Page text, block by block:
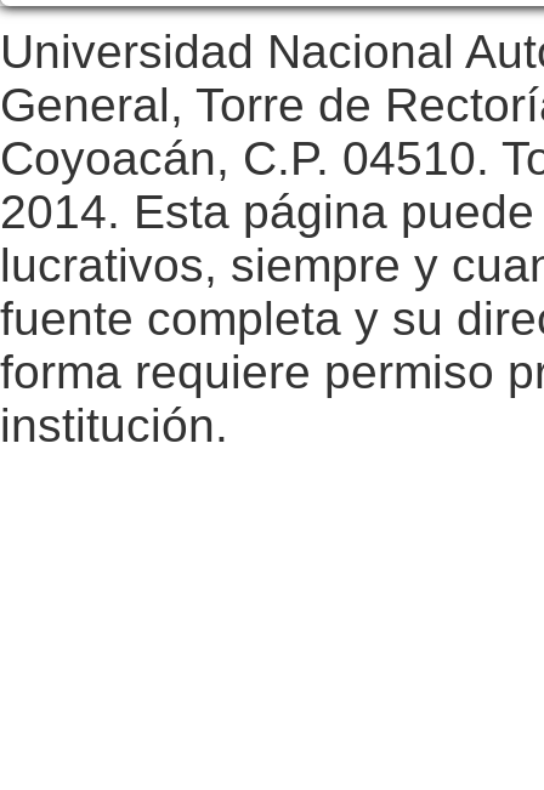
Universidad Nacional
General, Torre de
Coyoacán, C.P. 04510.
2014. Esta página
lucrativos, siempre y
fuente completa y su
forma requiere permiso
institución.